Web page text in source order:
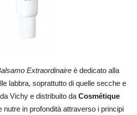
Extraordinaireè dedicato alla
labbra, soprattutto di quelle secche e
Vichy e distribuito da Cosmétique
nutre in profondità attraverso i principi